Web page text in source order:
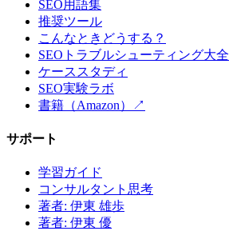
SEO用語集
推奨ツール
こんなときどうする？
SEOトラブルシューティング大全
ケーススタディ
SEO実験ラボ
書籍（Amazon）↗
サポート
学習ガイド
コンサルタント思考
著者: 伊東 雄歩
著者: 伊東 優